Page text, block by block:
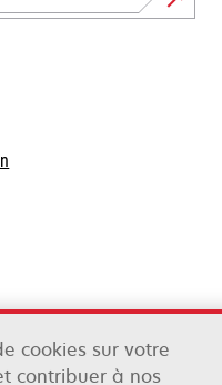
cookies sur votre
contribuer à nos